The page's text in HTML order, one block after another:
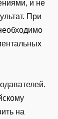
и не
При
на